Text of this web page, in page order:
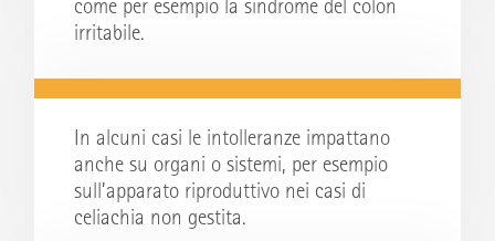
come per esempio la sindrome del colon
irritabile.
In alcuni casi le intolleranze impattano
anche su organi o sistemi, per esempio
sull’apparato riproduttivo nei casi di
celiachia non gestita.